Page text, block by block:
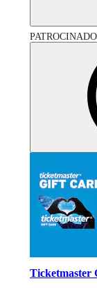
PATROCINADO
Ticketmaster